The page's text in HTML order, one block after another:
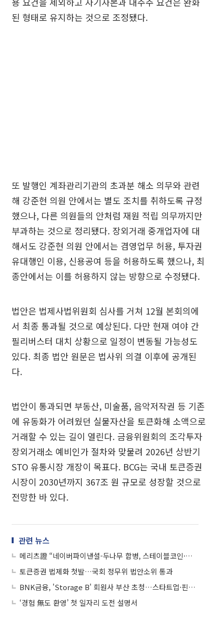
된 형태로 유지하는 것으로 조정됐다.
또 발행인 계좌관리기관의 초과분 해소 의무와 관련
해 강준현 의원 안에서는 별도 조치를 취하도록 규정
했으나, 다른 의원들의 안처럼 재원 적립 의무까지만
부과하는 것으로 정리됐다. 장외거래 중개업자에 대
해서도 강준현 의원 안에서는 겸영업무 허용, 투자권
유대행인 이용, 신용공여 등을 허용하도록 했으나, 최
종안에서는 이를 허용하지 않는 방향으로 수정됐다.
법안은 법제사법위원회 심사를 거쳐 12월 본회의에
서 최종 통과될 것으로 예상된다. 다만 현재 여야 간
필리버스터 대치 상황으로 일정이 변동될 가능성도
있다. 최종 법안 원문은 법사위 의결 이후에 공개된
다.
법안이 통과되면 부동산, 미술품, 음악저작권 등 기존
에 유동화가 어려웠던 실물자산을 토큰화해 소액으로
거래할 수 있는 길이 열린다. 금융위원회의 조각투자
장외거래소 예비인가 절차와 맞물려 2026년 상반기
STO 유통시장 개장이 목표다. BCG는 국내 토큰증권
시장이 2030년까지 367조 원 규모로 성장할 것으로
전망한 바 있다.
관련 뉴스
메리츠證 “네이버파이낸셜-두나무 합병, 스테이블코인·토큰증권 수혜 기대”
토큰증권 법제화 첫발…국회 정무위 법안소위 통과
BNK금융, 'Storage B' 회원사 부산 초청…스타트업·핀테크 협업 강화
‘경험 無도 환영’ 첫 일자리 도전 설명서